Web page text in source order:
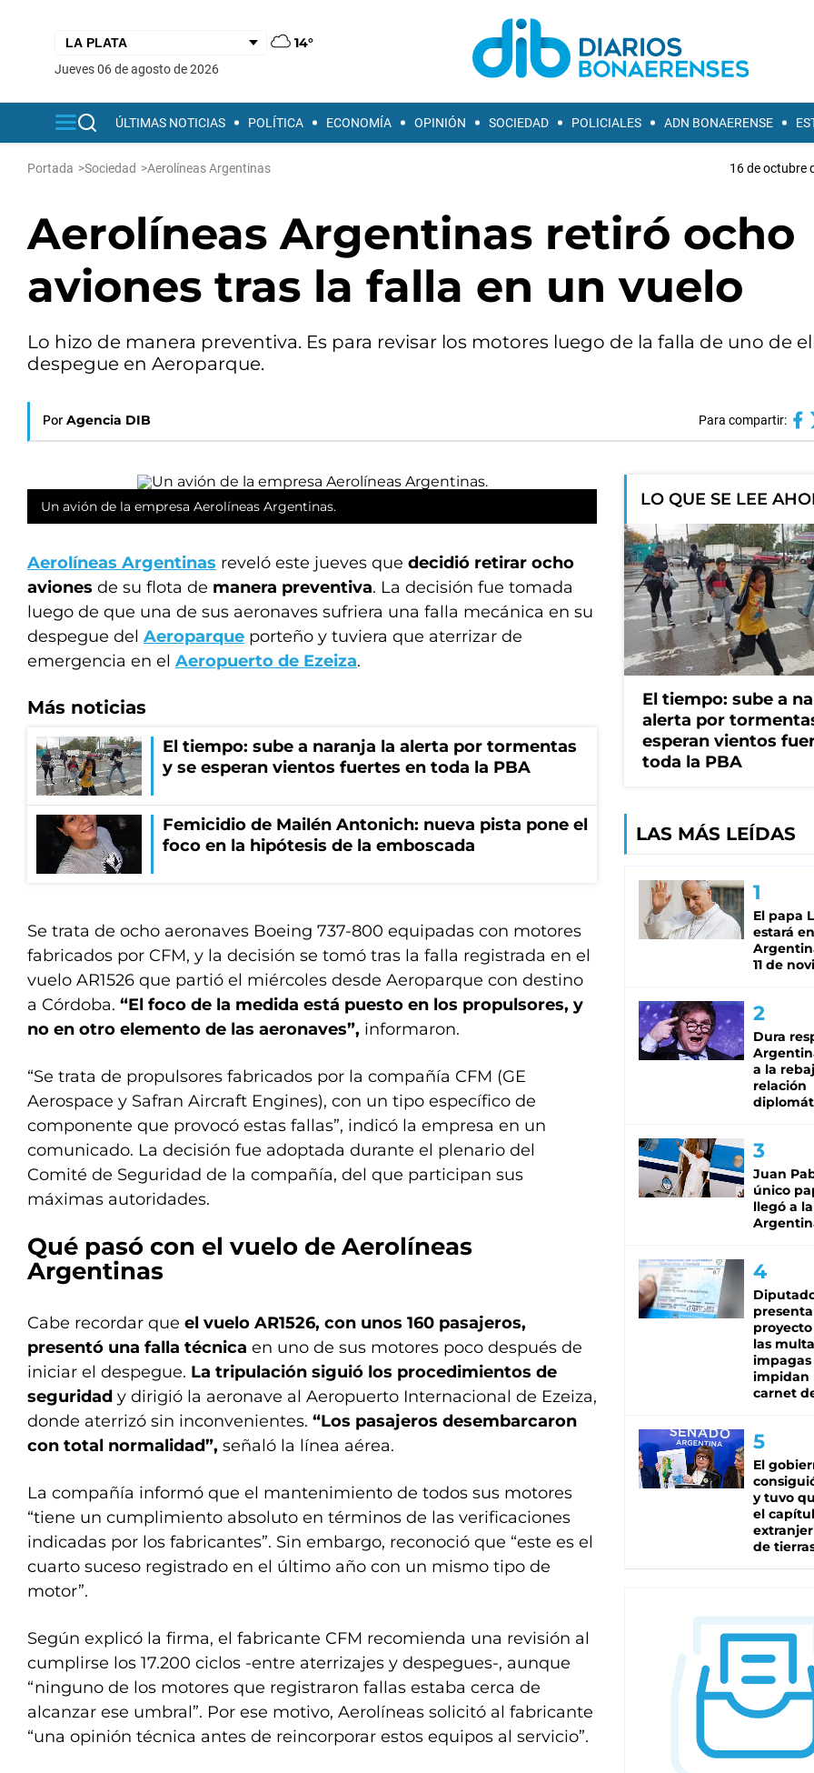
14°
jueves 06 de agosto de 2026
ÚLTIMAS NOTICIAS POLÍTICA ECONOMÍA OPINIÓN SOCIEDAD POLICIALES ADN BONAERENSE
Portada >Sociedad >Aerolíneas Argentinas 16 de octubre
Aerolíneas Argentinas retiró ocho
aviones tras la falla en un vuelo
Lo hizo de manera preventiva. Es para revisar los motores luego de la falla de uno de
despegue en Aeroparque.
Por Agencia DIB Para compartir:
Un avión de la empresa Aerolíneas Argentinas.
Aerolíneas Argentinas reveló este jueves que decidió retirar ocho
aviones de su flota de manera preventiva. La decisión fue tomada
luego de que una de sus aeronaves sufriera una falla mecánica en su
despegue del Aeroparque porteño y tuviera que aterrizar de
emergencia en el Aeropuerto de Ezeiza.
Más noticias
El tiempo: sube a naranja la alerta por tormentas
y se esperan vientos fuertes en toda la PBA
Femicidio de Mailén Antonich: nueva pista pone el
foco en la hipótesis de la emboscada
Se trata de ocho aeronaves Boeing 737-800 equipadas con motores
fabricados por CFM, y la decisión se tomó tras la falla registrada en el
vuelo AR1526 que partió el miércoles desde Aeroparque con destino
a Córdoba. “El foco de la medida está puesto en los propulsores, y
no en otro elemento de las aeronaves”, informaron.
“Se trata de propulsores fabricados por la compañía CFM (GE
Aerospace y Safran Aircraft Engines), con un tipo específico de
componente que provocó estas fallas”, indicó la empresa en un
comunicado. La decisión fue adoptada durante el plenario del
Comité de Seguridad de la compañía, del que participan sus
máximas autoridades.
Qué pasó con el vuelo de Aerolíneas
Argentinas
Cabe recordar que el vuelo AR1526, con unos 160 pasajeros,
presentó una falla técnica en uno de sus motores poco después de
iniciar el despegue. La tripulación siguió los procedimientos de
seguridad y dirigió la aeronave al Aeropuerto Internacional de Ezeiza,
donde aterrizó sin inconvenientes. “Los pasajeros desembarcaron
con total normalidad”, señaló la línea aérea.
La compañía informó que el mantenimiento de todos sus motores
“tiene un cumplimiento absoluto en términos de las verificaciones
indicadas por los fabricantes”. Sin embargo, reconoció que “este es el
cuarto suceso registrado en el último año con un mismo tipo de
motor”.
Según explicó la firma, el fabricante CFM recomienda una revisión al
cumplirse los 17.200 ciclos -entre aterrizajes y despegues-, aunque
“ninguno de los motores que registraron fallas estaba cerca de
alcanzar ese umbral”. Por ese motivo, Aerolíneas solicitó al fabricante
“una opinión técnica antes de reincorporar estos equipos al servicio”.
LO QUE SE LEE
El tiempo: sube a
alerta por
esperan vientos
toda la PBA
LAS MÁS LEÍDAS
El papa
estará
11 de
Dura
a la
relación
Juan
único
llegó a la
las
impagas
impidan
carnet
El
y tuvo
el
de